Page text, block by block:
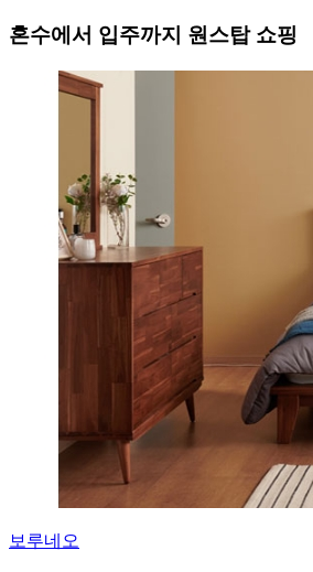
혼수에서 입주까지 원스탑 쇼핑
보루네오